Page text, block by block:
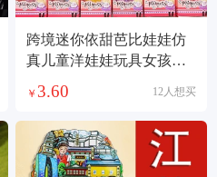
跨境迷你依甜芭比娃娃仿
真儿童洋娃娃玩具女孩礼
￥ 3.60 12人想买